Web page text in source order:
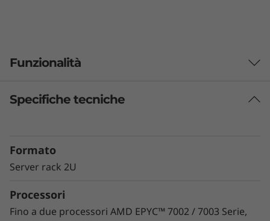
Funzionalità
Prestazioni senza precedenti
carichi di lavoro software-defined e delle
applicazioni big data, VDI e dei database per
prestazioni dei moderni data center.
Massimizzazione dell’utilizzo dei server e
Specifiche tecniche
Formato
Server rack 2U
Processori
Fino a due processori AMD EPYC™ 7002 / 7003 Serie,